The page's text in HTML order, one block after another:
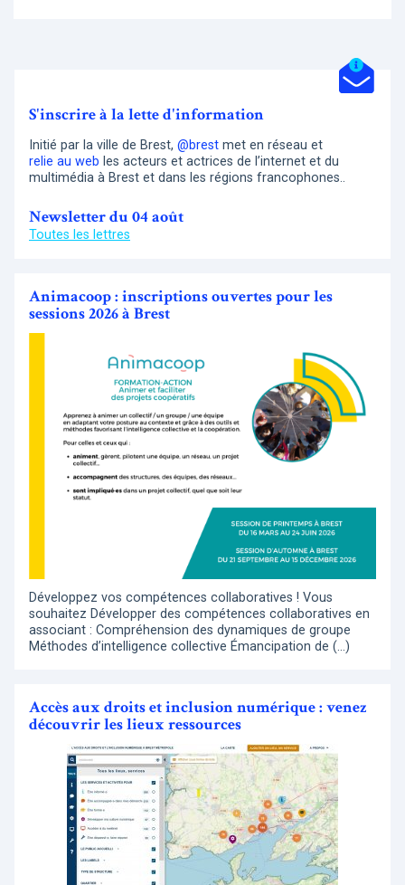
S'inscrire à la lette d'information
Initié par la ville de Brest, @brest met en réseau et
relie au web les acteurs et actrices de l’internet et du
multimédia à Brest et dans les régions francophones..
Newsletter du 04 août
Toutes les lettres
Animacoop : inscriptions ouvertes pour les
sessions 2026 à Brest
Développez vos compétences collaboratives ! Vous
souhaitez Développer des compétences collaboratives en
associant : Compréhension des dynamiques de groupe
Méthodes d’intelligence collective Émancipation de (…)
Accès aux droits et inclusion numérique : venez
découvrir les lieux ressources